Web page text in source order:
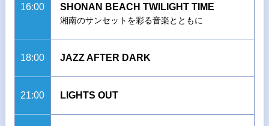
16:00 SHONAN BEACH TWILIGHT TIME
湘南のサンセットを彩る音楽とともに
18:00 JAZZ AFTER DARK
21:00 LIGHTS OUT